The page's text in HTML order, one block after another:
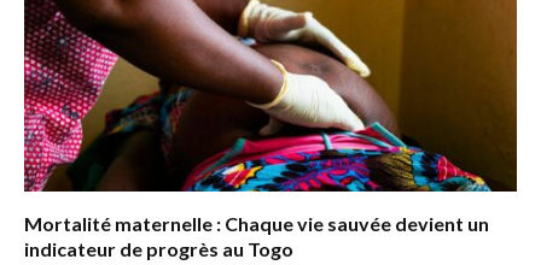
Mortalité maternelle : Chaque vie sauvée devient un
indicateur de progrès au Togo